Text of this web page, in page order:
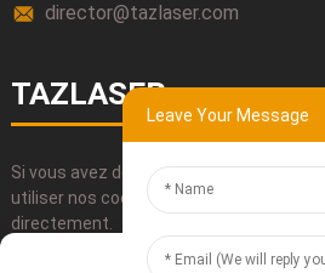
director@tazlaser.com
TAZLASER
Si vous avez des questions concernant
utiliser nos coordonnées, nous envoyer
directement.
Leave Your Message
Manage Cookie